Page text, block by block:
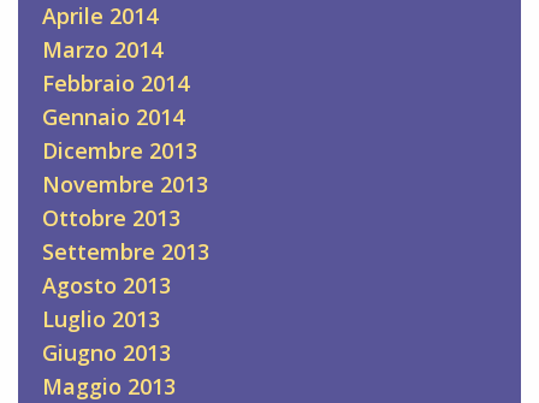
Aprile 2014
Marzo 2014
Febbraio 2014
Gennaio 2014
Dicembre 2013
Novembre 2013
Ottobre 2013
Settembre 2013
Agosto 2013
Luglio 2013
Giugno 2013
Maggio 2013